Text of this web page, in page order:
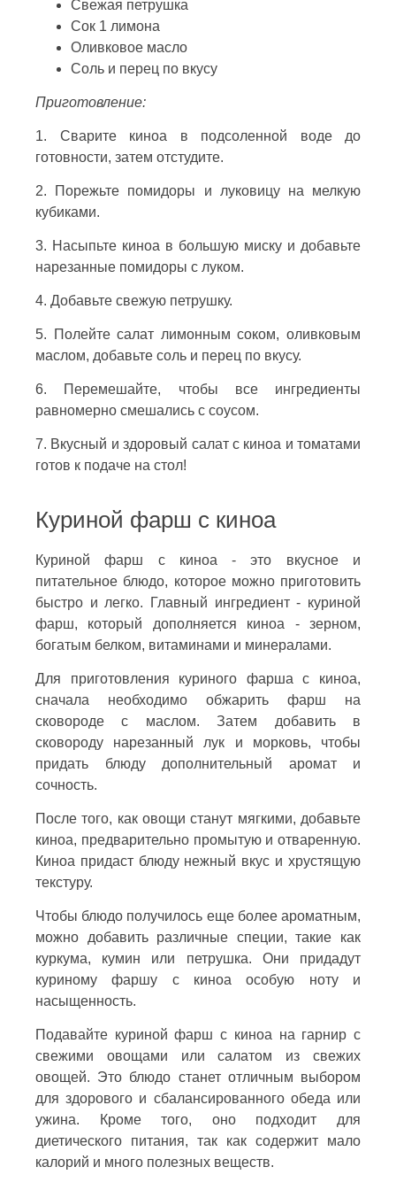
Свежая петрушка
Сок 1 лимона
Оливковое масло
Соль и перец по вкусу
Приготовление:
1. Сварите киноа в подсоленной воде до
готовности, затем отстудите.
2. Порежьте помидоры и луковицу на мелкую
кубиками.
3. Насыпьте киноа в большую миску и добавьте
нарезанные помидоры с луком.
4. Добавьте свежую петрушку.
5. Полейте салат лимонным соком, оливковым
маслом, добавьте соль и перец по вкусу.
6. Перемешайте, чтобы все ингредиенты
равномерно смешались с соусом.
7. Вкусный и здоровый салат с киноа и томатами
готов к подаче на стол!
Куриной фарш с киноа
Куриной фарш с киноа - это вкусное и
питательное блюдо, которое можно приготовить
быстро и легко. Главный ингредиент - куриной
фарш, который дополняется киноа - зерном,
богатым белком, витаминами и минералами.
Для приготовления куриного фарша с киноа,
сначала необходимо обжарить фарш на
сковороде с маслом. Затем добавить в
сковороду нарезанный лук и морковь, чтобы
придать блюду дополнительный аромат и
сочность.
После того, как овощи станут мягкими, добавьте
киноа, предварительно промытую и отваренную.
Киноа придаст блюду нежный вкус и хрустящую
текстуру.
Чтобы блюдо получилось еще более ароматным,
можно добавить различные специи, такие как
куркума, кумин или петрушка. Они придадут
куриному фаршу с киноа особую ноту и
насыщенность.
Подавайте куриной фарш с киноа на гарнир с
свежими овощами или салатом из свежих
овощей. Это блюдо станет отличным выбором
для здорового и сбалансированного обеда или
ужина. Кроме того, оно подходит для
диетического питания, так как содержит мало
калорий и много полезных веществ.